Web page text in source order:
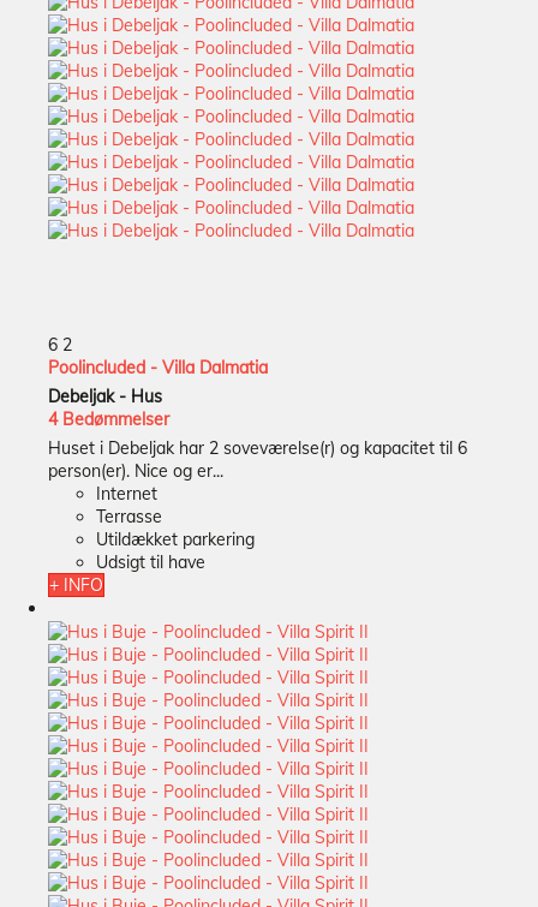
6 2
Poolincluded - Villa Dalmatia
Debeljak - Hus
4 Bedømmelser
Huset i Debeljak har 2 soveværelse(r) og kapacitet til 6
person(er). Nice og er...
Internet
Terrasse
Utildækket parkering
Udsigt til have
+ INFO